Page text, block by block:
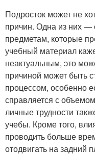
Подросток может не
причин. Одна из них —
предметам, которые
учебный материал
неактуальным, это
причиной может быть
процессом, особенно
справляется с
личные трудности
учебы. Кроме того,
проводить больше
отодвигать на задний